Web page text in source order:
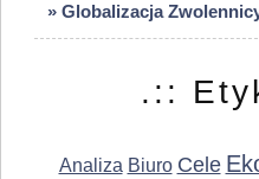
» Globalizacja
.::
Analiza Biuro Cele